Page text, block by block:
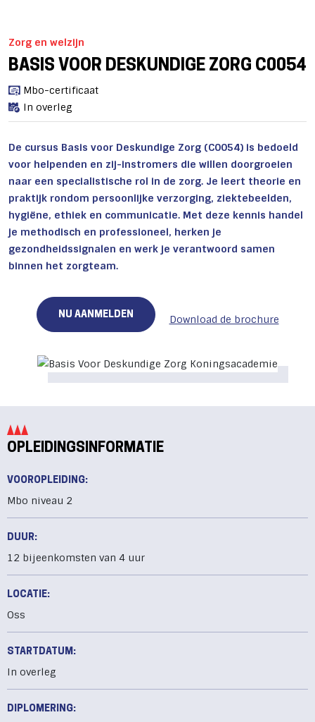
Zorg en welzijn
BASIS VOOR DESKUNDIGE ZORG C0054
Mbo-certificaat
In overleg
De cursus Basis voor Deskundige Zorg (C0054) is bedoeld
voor helpenden en zij-instromers die willen doorgroeien
naar een specialistische rol in de zorg. Je leert theorie en
praktijk rondom persoonlijke verzorging, ziektebeelden,
hygiëne, ethiek en communicatie. Met deze kennis handel
je methodisch en professioneel, herken je
gezondheidssignalen en werk je verantwoord samen
binnen het zorgteam.
NU AANMELDEN Download de brochure
OPLEIDINGSINFORMATIE
VOOROPLEIDING:
Mbo niveau 2
DUUR:
12 bijeenkomsten van 4 uur
LOCATIE:
Oss
STARTDATUM:
In overleg
DIPLOMERING: